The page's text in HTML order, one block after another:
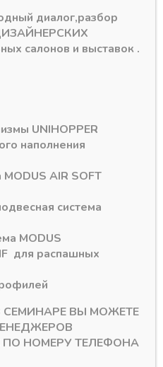
Панель EvoGloss
МДФ 18*1220*2800
Жемчужная
12566,00₽
Р218
диалог,разбор
салонов и выставок .
UNIHOPPER
наполнения
MODUS AIR SOFT
система
MODUS
для распашных
СЕМИНАРЕ ВЫ МОЖЕТЕ
НОМЕРУ ТЕЛЕФОНА